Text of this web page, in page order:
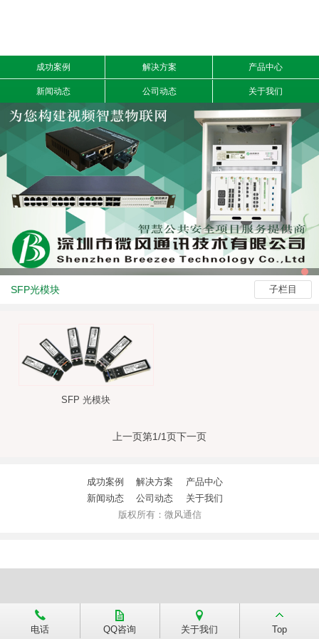
成功案例 解决方案 产品中心
新闻动态 公司动态 关于我们
子栏目
SFP光模块
SFP 光模块
上一页第1/1页下一页
成功案例 解决方案
产品中心
新闻动态
公司动态
关于我们
版权所有：微风通信
电话 QQ咨询 关于我们 Top